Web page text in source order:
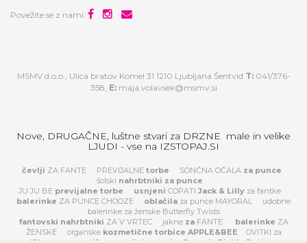
Povežite se z nami:
MSMV d.o.o., Ulica bratov Komel 31 1210 Ljubljana Šentvid T:041/376-
358, E: maja.volavsek@msmv.si
Nove, DRUGAČNE, luštne stvari za DRZNE male in velike
LJUDI - vse na IZSTOPAJ.SI
čevlji ZA FANTE PREVIJALNE torbe SONČNA OČALA za punce
šolski nahrbtniki za punce
JU JU BE previjalne torbe usnjeni COPATI Jack & Lillyza fantke
balerinke ZA PUNCE CHOOZE oblačila za punce MAYORAL
udobne
balerinke za ženske Butterfly Twists
fantovski nahrbtniki ZA V VRTEC jaknezaFANTE balerinke ZA
ŽENSKE
organske kozmetične torbice APPLE&BEE
OVITKI za